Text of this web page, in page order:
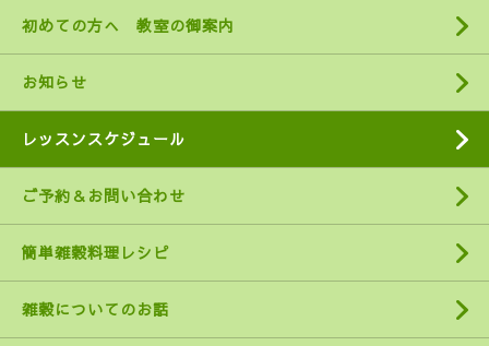
初めての方へ 教室の御案内
お知らせ
レッスンスケジュール
ご予約＆お問い合わせ
簡単雑穀料理レシピ
雑穀についてのお話